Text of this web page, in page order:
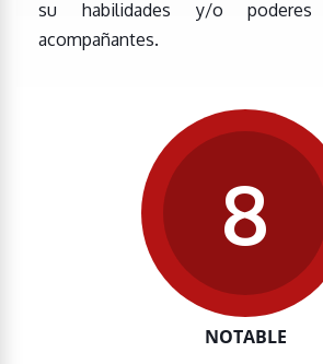
su habilidades y/o
acompañantes.
8
NOTABLE